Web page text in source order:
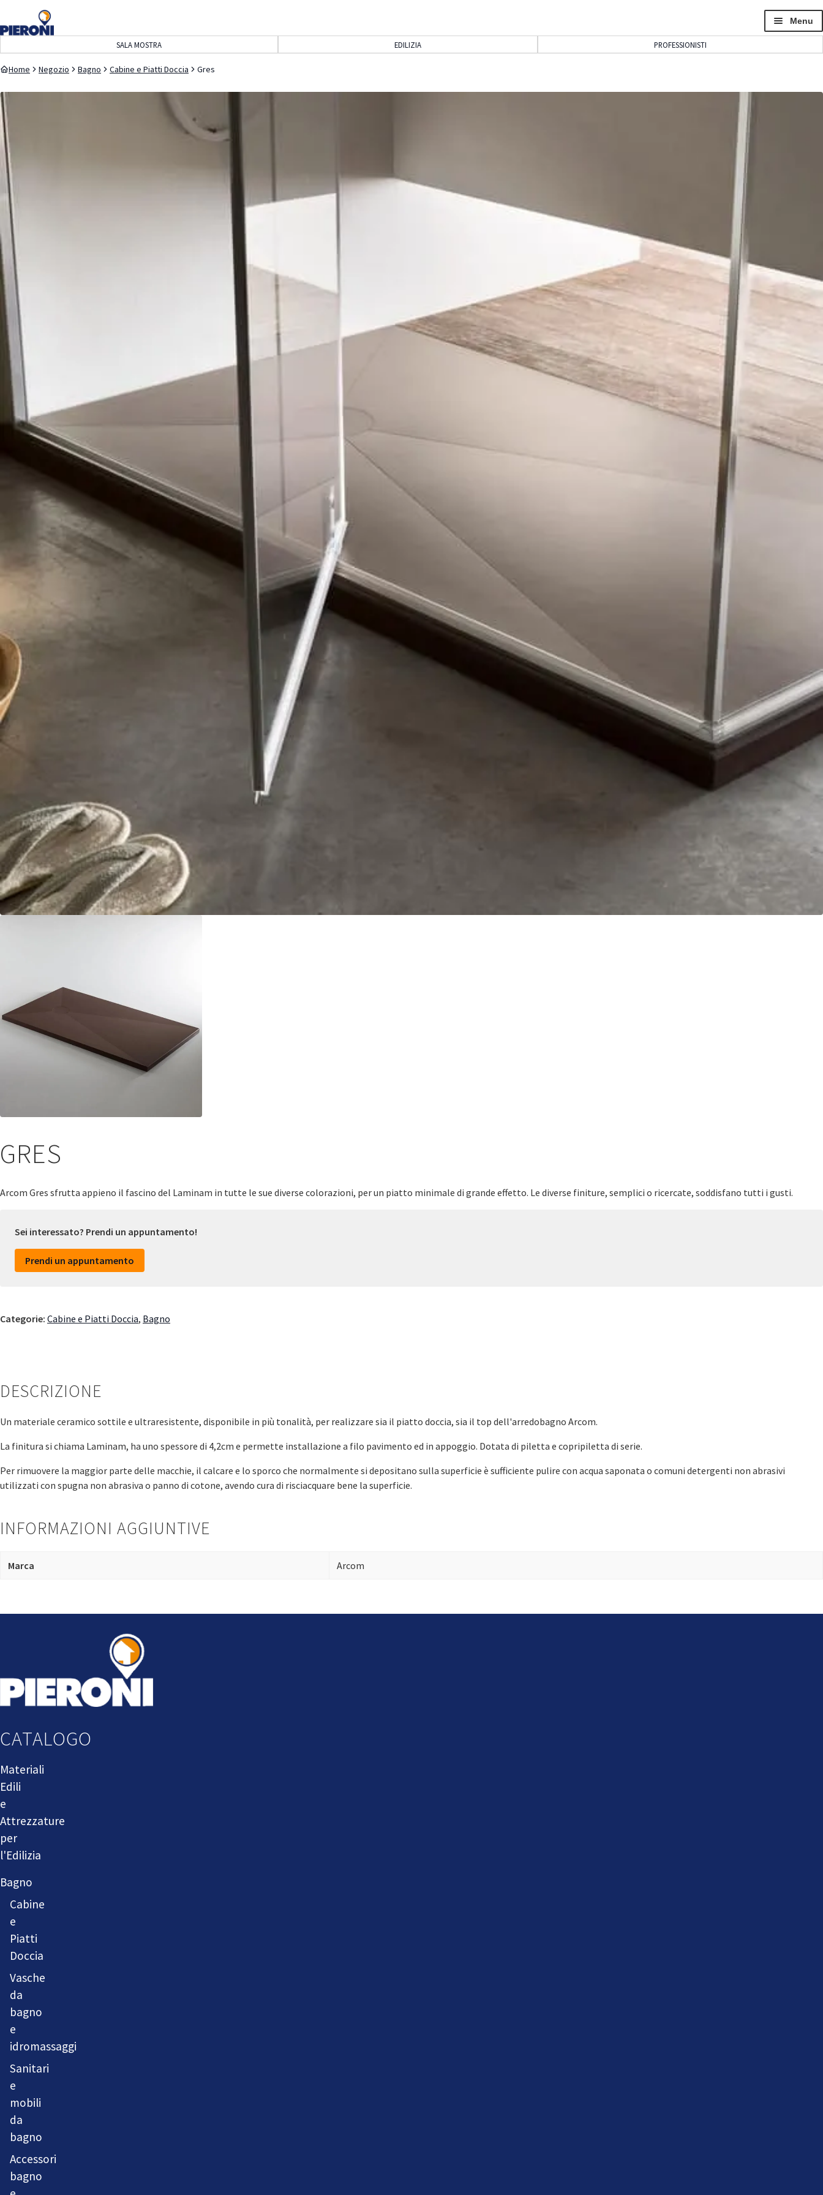
navigazione
contenuto
Menu
SALA MOSTRA EDILIZIA PROFESSIONISTI
Home Negozio Bagno Cabine e Piatti Doccia Gres
GRES
Arcom Gres sfrutta appieno il fascino del Laminam in tutte le sue diverse colorazioni, per un piatto minimale di grande effetto. Le diverse finiture, semplici o ricercate, soddisfano tutti i gusti.
Sei interessato? Prendi un appuntamento!
Prendi un appuntamento
Categorie: Cabine e Piatti Doccia, Bagno
DESCRIZIONE
Un materiale ceramico sottile e ultraresistente, disponibile in più tonalità, per realizzare sia il piatto doccia, sia il top dell'arredobagno Arcom.
La finitura si chiama Laminam, ha uno spessore di 4,2cm e permette installazione a filo pavimento ed in appoggio. Dotata di piletta e copripiletta di serie.
Per rimuovere la maggior parte delle macchie, il calcare e lo sporco che normalmente si depositano sulla superficie è sufficiente pulire con acqua saponata o comuni detergenti non abrasivi
utilizzati con spugna non abrasiva o panno di cotone, avendo cura di risciacquare bene la superficie.
INFORMAZIONI AGGIUNTIVE
Marca Arcom
CATALOGO
Materiali
Edili
e
Attrezzature
per
l'Edilizia
Bagno
Cabine
e
Piatti
Doccia
Vasche
da
bagno
e
idromassaggi
Sanitari
e
mobili
da
bagno
Accessori
bagno